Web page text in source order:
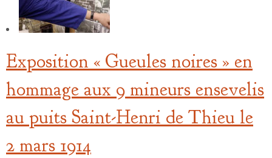
Exposition « Gueules noires » en
hommage aux 9 mineurs ensevelis
au puits Saint-Henri de Thieu le
2 mars 1914